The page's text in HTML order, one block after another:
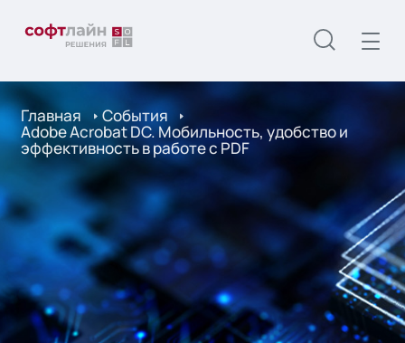
Главная События
Adobe Acrobat DC. Мобильность, удобство и
эффективность в работе с PDF